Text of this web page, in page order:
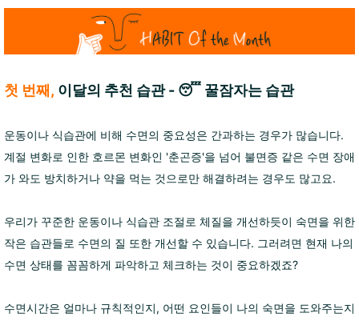
첫 번째, 이달의 추천 습관 - 😴 꿀잠자는 습관
운동이나 식습관에 비해 수면의 중요성은 간과하는 경우가 많습니다.
계절 변화로 인한 호르몬 변화인 '춘곤증'을 넘어 불면증 같은 수면 장애
가 와도 방치하거나 약을 먹는 것으로만 해결하려는 경우도 많고요.
우리가 꾸준한 운동이나 식습관 조절로 체질을 개선하듯이 숙면을 위한
작은 습관들로 수면의 질 또한 개선할 수 있습니다. 그러려면 현재 나의
수면 상태를 꼼꼼하게 파악하고 체크하는 것이 중요하겠죠?
수면시간은 얼마나 규칙적인지, 어떤 요인들이 나의 숙면을 도와주는지